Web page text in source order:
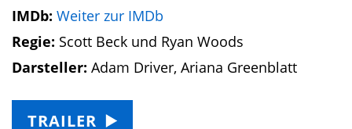
IMDb: Weiter zur IMDb
Regie: Scott Beck und Ryan Woods
Darsteller: Adam Driver, Ariana Greenblatt
TRAILER